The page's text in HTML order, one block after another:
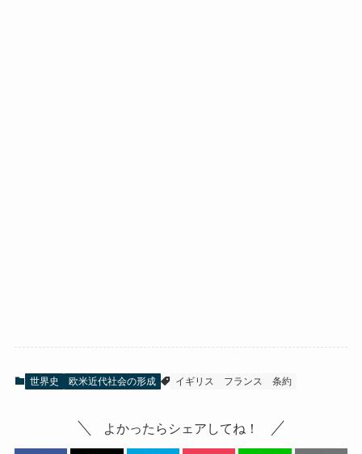
世界史 欧米近代社会の形成 イギリス フランス 条約
よかったらシェアしてね！